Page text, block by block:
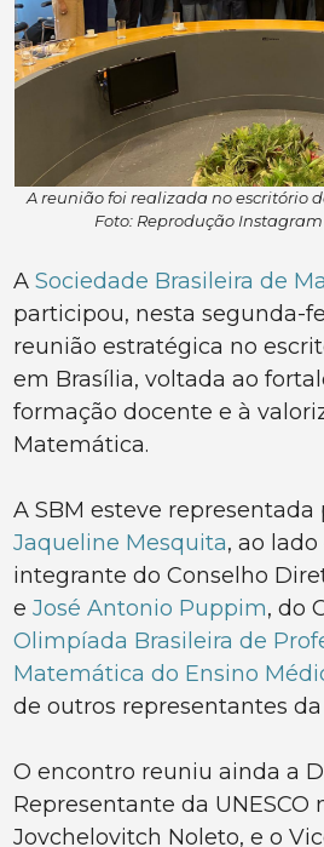
A reunião foi realizada no escritório
Foto: Reprodução
ASociedade Brasileira de
participou, nesta segunda-
reunião estratégica no
em Brasília, voltada ao
formação docente e à
Matemática.
A SBM esteve representada
Jaqueline Mesquita, ao
integrante do Conselho
eJosé Antonio Puppim, do
Olimpíada Brasileira de
Matemática do Ensino
de outros representantes
O encontro reuniu ainda a
Representante da UNESCO
Jovchelovitch Noleto, e o